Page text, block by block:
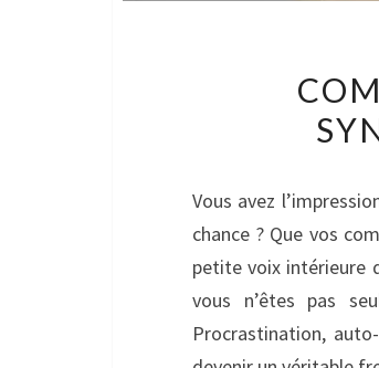
Vous avez
chance ? Que vos
petite voix intérieure
vous n’êtes pas
Procrastination,